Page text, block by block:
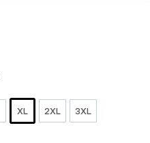
XL 2XL 3XL